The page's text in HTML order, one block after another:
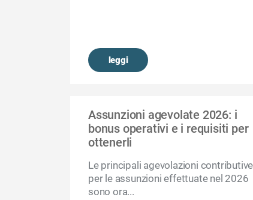
leggi
Assunzioni agevolate 2026: i
bonus operativi e i requisiti per
ottenerli
Le principali agevolazioni contributive
per le assunzioni effettuate nel 2026
sono ora...